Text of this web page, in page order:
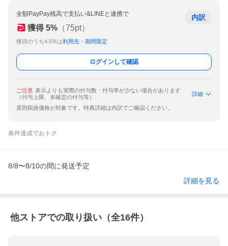
全額PayPay残高で支払い&LINEと連携で
獲得 5% （75pt）
獲得のうち4.5%は利用先・期間限定
内訳
ログインして確認
ご注意 表示よりも実際の付与数・付与率が少ない場合があります
（付与上限、未確定の付与等）
詳細
原則税抜価格が対象です。特典詳細は内訳でご確認ください。
条件達成でおトク
8/8〜8/10の間に発送予定
詳細を見る
他ストアでの取り扱い（全16件）